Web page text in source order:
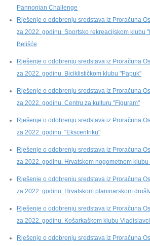
Pannonian Challenge
Rješenje o odobrenju sredstava iz Proračuna
za 2022. godinu. Sportsko rekreacijskom klubu
Belišće
Rješenje o odobrenju sredstava iz Proračuna
za 2022. godinu. Biciklističkom klubu "Papuk"
Rješenje o odobrenju sredstava iz Proračuna
za 2022. godinu. Centru za kulturu "Figuram"
Rješenje o odobrenju sredstava iz Proračuna
za 2022. godinu. "Ekscentriku"
Rješenje o odobrenju sredstava iz Proračuna
za 2022. godinu. Hrvatskom nogometnom
Rješenje o odobrenju sredstava iz Proračuna
za 2022. godinu. Hrvatskom planinarskom
Rješenje o odobrenju sredstava iz Proračuna
za 2022. godinu. Košarkaškom klubu Vladislavci
Rješenje o odobrenju sredstava iz Proračuna